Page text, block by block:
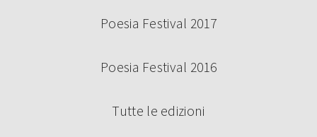
Poesia Festival 2017
Poesia Festival 2016
Tutte le edizioni